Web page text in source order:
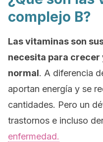
complejo B?
Las vitaminas son
necesita para
normal. A diferencia
aportan energía y se
cantidades. Pero un
trastornos e incluso
enfermedad.